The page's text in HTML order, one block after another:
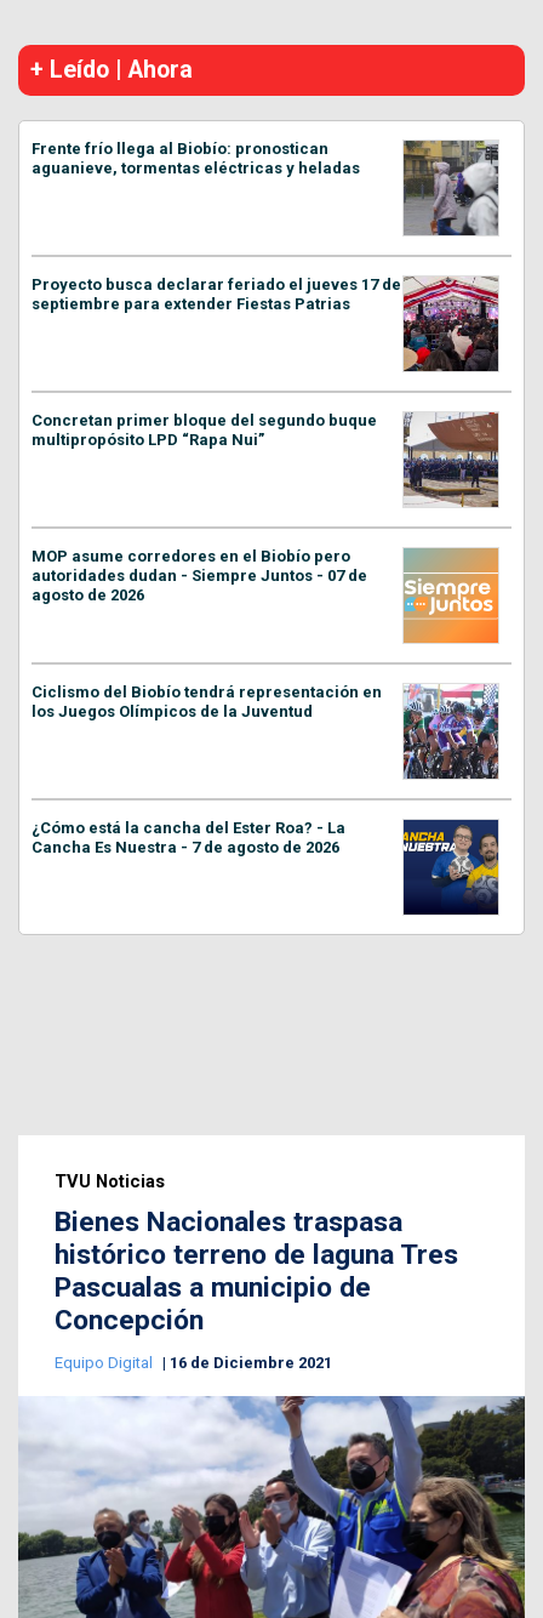
+ Leído | Ahora
Frente frío llega al Biobío: pronostican
aguanieve, tormentas eléctricas y heladas
Proyecto busca declarar feriado el jueves 17 de
septiembre para extender Fiestas Patrias
Concretan primer bloque del segundo buque
multipropósito LPD “Rapa Nui”
MOP asume corredores en el Biobío pero
autoridades dudan - Siempre Juntos - 07 de
agosto de 2026
Ciclismo del Biobío tendrá representación en
los Juegos Olímpicos de la Juventud
¿Cómo está la cancha del Ester Roa? - La
Cancha Es Nuestra - 7 de agosto de 2026
TVU Noticias
Bienes Nacionales traspasa
histórico terreno de laguna Tres
Pascualas a municipio de
Concepción
Equipo Digital 16 de Diciembre 2021